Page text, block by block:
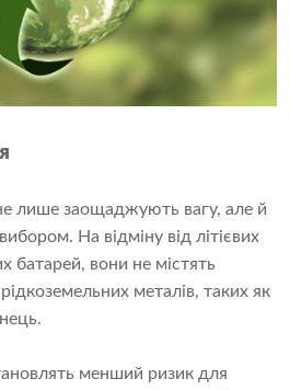
лише заощаджують вагу, але й
На відміну від літієвих
батарей, вони не містять
металів, таких як
менший ризик для